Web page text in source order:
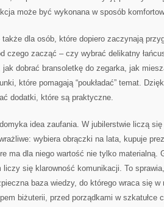
może być wykonana w sposób
dla osób, które dopiero zaczynają
czego zacząć – czy wybrać delikatny
dobrać bransoletkę do zegarka, jak
które pomagają “poukładać” temat.
dodatki, które są praktyczne.
idea zaufania. W jubilerstwie liczą
wybiera obrączki na lata, kupuje
ma dla niego wartość nie tylko materialną.
liczy się klarowność komunikacji. To
baza wiedzy, do którego wraca się
biżuterii, przed porządkami w szkatułce